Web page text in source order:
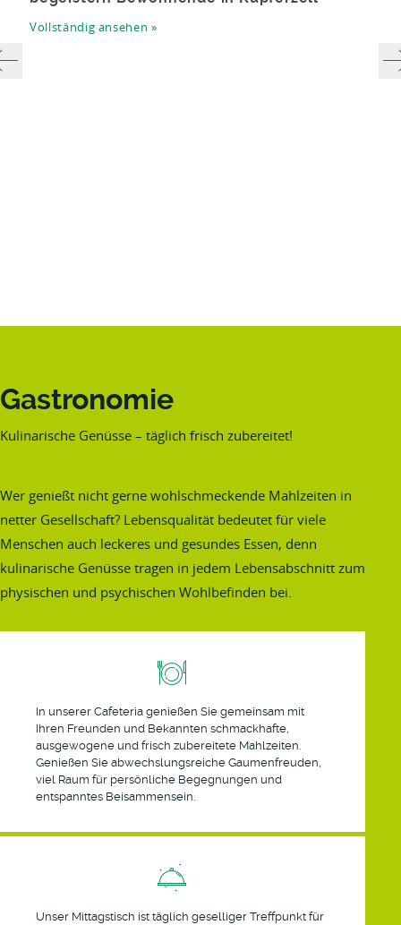
Vollständig ansehen »
Previous
Gastronomie
Kulinarische Genüsse – täglich frisch zubereitet!
Wer genießt nicht gerne wohlschmeckende Mahlzeiten in
netter Gesellschaft? Lebensqualität bedeutet für viele
Menschen auch leckeres und gesundes Essen, denn
kulinarische Genüsse tragen in jedem Lebensabschnitt zum
physischen und psychischen Wohlbefinden bei.
In unserer Cafeteria genießen Sie gemeinsam mit
Ihren Freunden und Bekannten schmackhafte,
ausgewogene und frisch zubereitete Mahlzeiten.
Genießen Sie abwechslungsreiche Gaumenfreuden,
viel Raum für persönliche Begegnungen und
entspanntes Beisammensein.
Unser Mittagstisch ist täglich geselliger Treffpunkt für